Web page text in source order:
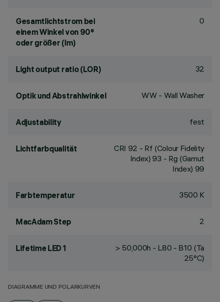
Gesamtlichtstrom bei
einem Winkel von 90°
oder größer (lm)
0
Light output ratio (LOR) 32
Optik und Abstrahlwinkel WW - Wall Washer
Adjustability fest
Lichtfarbqualität CRI 92 - Rf (Colour Fidelity
Index) 93 - Rg (Gamut
Index) 99
Farbtemperatur 3500 K
MacAdam Step 2
Lifetime LED 1
> 50,000h - L80 - B10 (Ta
25°C)
DIAGRAMME UND POLARKURVEN